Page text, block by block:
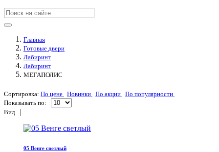
Главная
Готовые двери
Лабиринт
Лабиринт
МЕГАПОЛИС
Сортировка: По цене Новинки По акции По популярности
Показывать по:
Вид
|
05 Венге светлый